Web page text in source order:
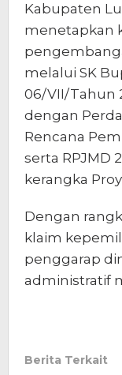
Kabupaten
menetapkan
melalui SK
06/VII/Tahun
dengan
Rencana
serta RPJMD
kerangka
Dengan
klaim
penggarap
administratif
Berita Terkait